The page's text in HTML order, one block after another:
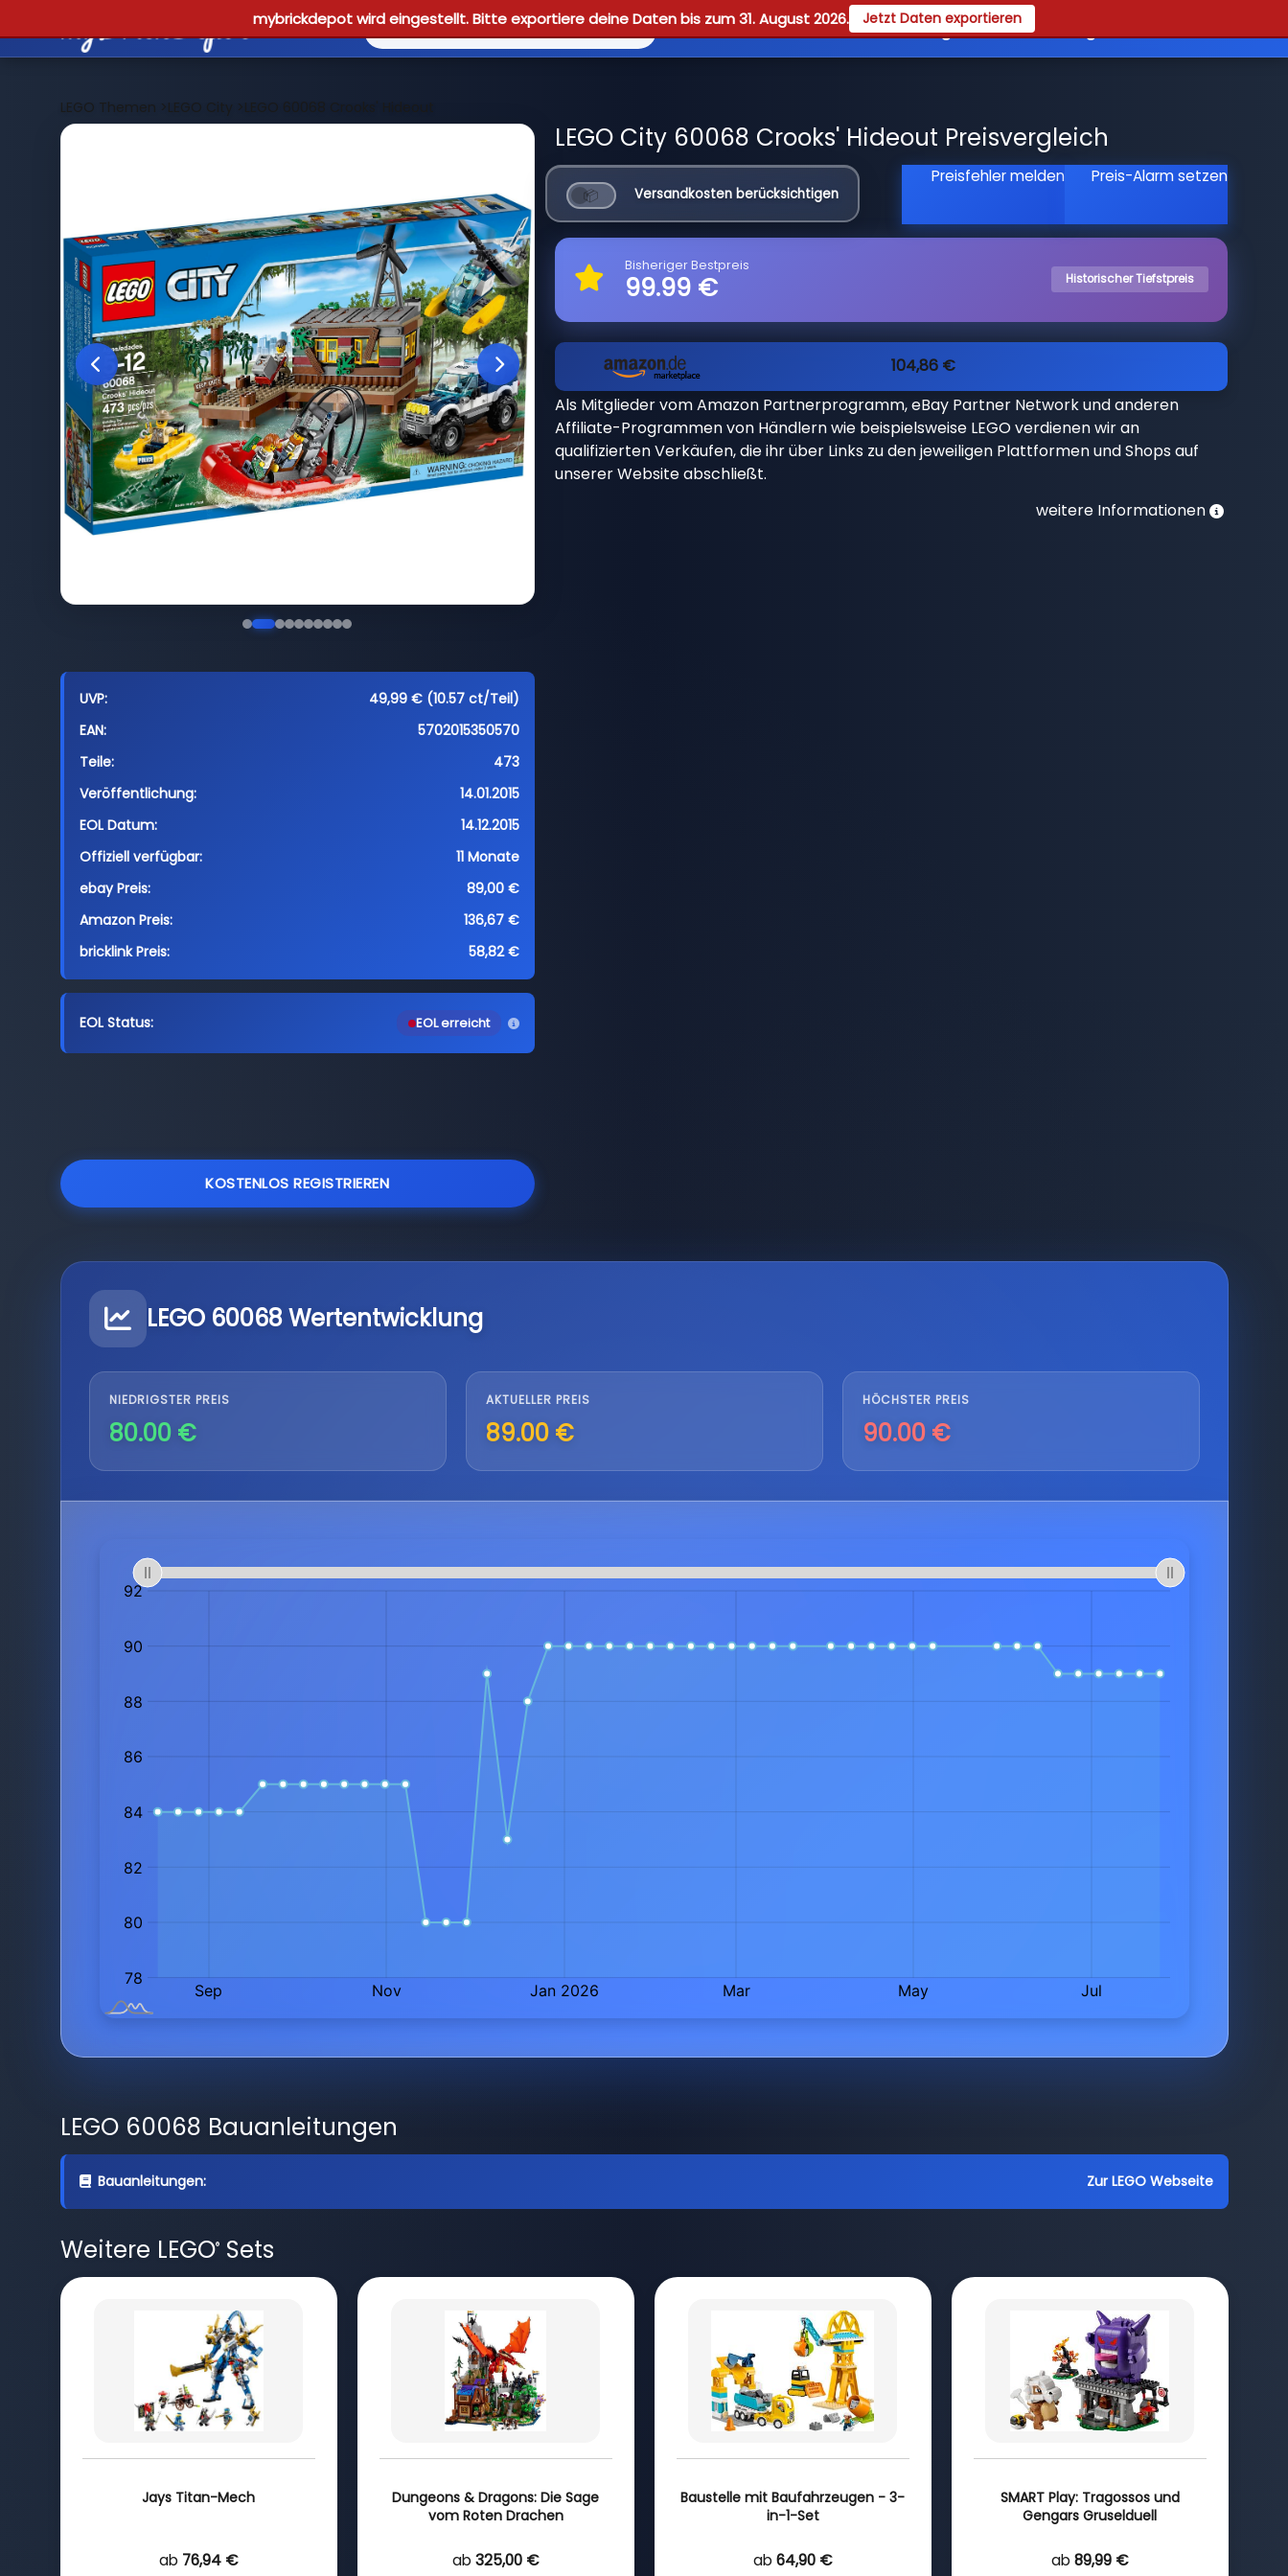
mybrickdepot wird eingestellt. Bitte exportiere deine Daten bis zum 31. August 2026. Jetzt Daten exportieren
Reviews Guides Registrieren
LEGO Themen >LEGO City >LEGO 60068 Crooks' Hideout
UVP:
49,99 € (10.57 ct/Teil)
EAN:
5702015350570
Teile:
473
Veröffentlichung:
14.01.2015
EOL Datum:
14.12.2015
Offiziell verfügbar:
11 Monate
ebay Preis:
89,00 €
Amazon Preis:
136,67 €
bricklink Preis:
58,82 €
EOL Status: EOL erreicht
KOSTENLOS REGISTRIEREN
LEGO City 60068 Crooks' Hideout Preisvergleich
Versandkosten berücksichtigen
Preisfehler melden Preis-Alarm setzen
Bisheriger Bestpreis
99.99 € Historischer Tiefstpreis
104,86 €
Als Mitglieder vom Amazon Partnerprogramm, eBay Partner Network und anderen
Affiliate-Programmen von Händlern wie beispielsweise LEGO verdienen wir an
qualifizierten Verkäufen, die ihr über Links zu den jeweiligen Plattformen und Shops auf
unserer Website abschließt.
weitere Informationen
LEGO 60068 Wertentwicklung
NIEDRIGSTER PREIS
80.00 €
AKTUELLER PREIS
89.00 €
HÖCHSTER PREIS
90.00 €
LEGO 60068 Bauanleitungen
Bauanleitungen: Zur LEGO Webseite
Weitere LEGO®Sets
Jays Titan-Mech
ab 76,94 €
Dungeons & Dragons: Die Sage
vom Roten Drachen
ab 325,00 €
Baustelle mit Baufahrzeugen - 3-
in-1-Set
ab 64,90 €
SMART Play: Tragossos und
Gengars Gruselduell
ab 89,99 €